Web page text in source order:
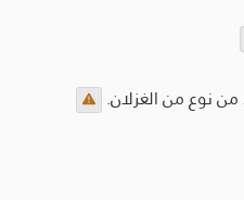
نوع من الغزلان.